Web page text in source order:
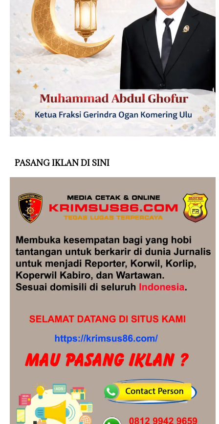
PASANG IKLAN DI SINI